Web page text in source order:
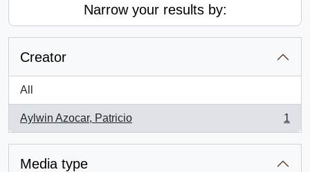
Narrow your results by:
Creator
All
Aylwin Azocar, Patricio
, 1 results
1
Media type